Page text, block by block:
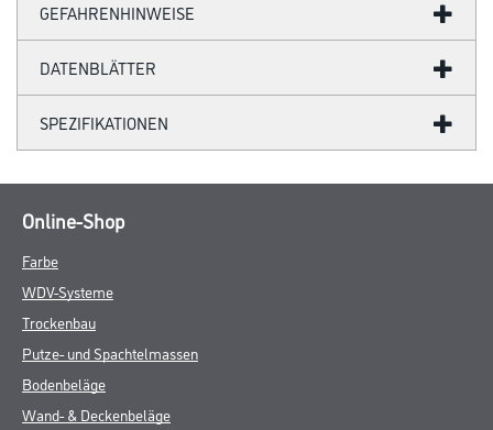
GEFAHRENHINWEISE
DATENBLÄTTER
SPEZIFIKATIONEN
Online-Shop
Farbe
WDV-Systeme
Trockenbau
Putze- und Spachtelmassen
Bodenbeläge
Wand- & Deckenbeläge